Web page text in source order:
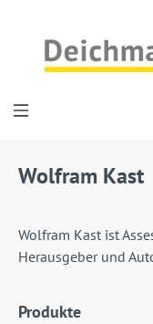
Wolfram Kast
Wolfram Kast ist
Herausgeber und
Produkte